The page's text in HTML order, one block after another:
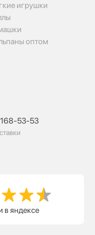
игрушки
оптом
53-53
в яндексе